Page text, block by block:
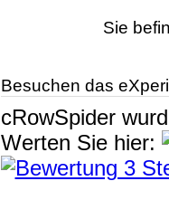
Sie
Besuchen das
cRowSpider
Werten Sie hier: